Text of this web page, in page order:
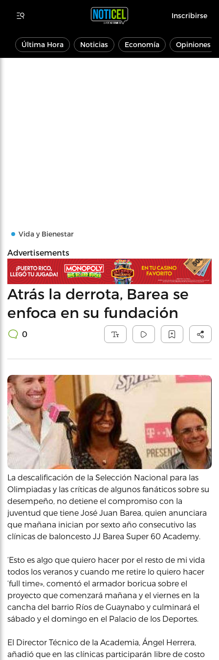
Inscribirse
Última Hora Noticias Economía Opiniones
Vida y Bienestar
Advertisements
Atrás la derrota, Barea se
enfoca en su fundación
0
La descalificación de la Selección Nacional para las
Olimpiadas y las críticas de algunos fanáticos sobre su
desempeño, no detiene el compromiso con la
juventud que tiene José Juan Barea, quien anunciara
que mañana inician por sexto año consecutivo las
clínicas de baloncesto JJ Barea Super 60 Academy.
‘Esto es algo que quiero hacer por el resto de mi vida
todos los veranos y cuando me retire lo quiero hacer
‘full time», comentó el armador boricua sobre el
proyecto que comenzará mañana y el viernes en la
cancha del barrio Ríos de Guaynabo y culminará el
sábado y el domingo en el Palacio de los Deportes.
El Director Técnico de la Academia, Ángel Herrera,
añadió que en las clínicas participarán libre de costo